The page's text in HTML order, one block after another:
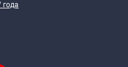
года